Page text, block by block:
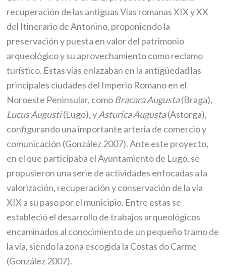
recuperación de las antiguas Vías romanas XIX y XX
del Itinerario de Antonino, proponiendo la
preservación y puesta en valor del patrimonio
arqueológico y su aprovechamiento como reclamo
turístico. Estas vías enlazaban en la antigüedad las
principales ciudades del Imperio Romano en el
Noroeste Peninsular, como Bracara Augusta(Braga),
Lucus Augusti(Lugo), yAsturica Augusta(Astorga),
configurando una importante arteria de comercio y
comunicación (González 2007). Ante este proyecto,
en el que participaba el Ayuntamiento de Lugo, se
propusieron una serie de actividades enfocadas a la
valorización, recuperación y conservación de la vía
XIX a su paso por el municipio. Entre estas se
estableció el desarrollo de trabajos arqueológicos
encaminados al conocimiento de un pequeño tramo de
la vía, siendo la zona escogida la Costas do Carme
(González 2007).